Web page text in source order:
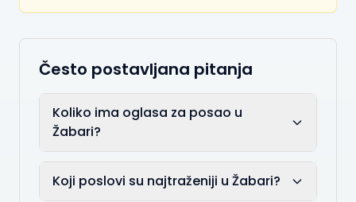
Često postavljana pitanja
Koliko ima oglasa za posao u
Žabari?
Koji poslovi su najtraženiji u Žabari?